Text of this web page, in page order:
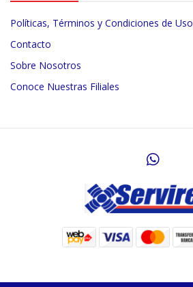
Políticas, Términos y Condiciones de Uso
Contacto
Sobre Nosotros
Conoce Nuestras Filiales